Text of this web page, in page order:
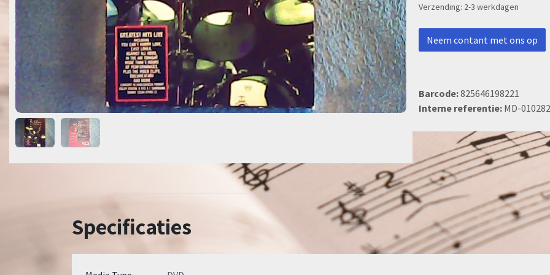
Verzending: 2-3 werkdagen
Neem contant met ons op
Barcode:825646198221
Interne referentie: MD-010282
Specificaties